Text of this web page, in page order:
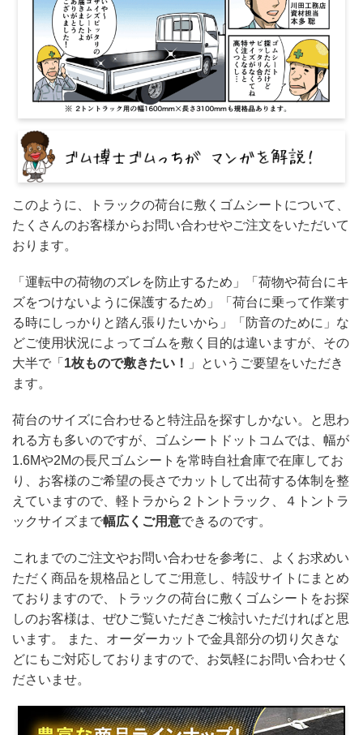
このように、トラックの荷台に敷くゴムシートについて、
たくさんのお客様からお問い合わせやご注文をいただいて
おります。
「運転中の荷物のズレを防止するため」「荷物や荷台にキ
ズをつけないように保護するため」「荷台に乗って作業す
る時にしっかりと踏ん張りたいから」「防音のために」な
どご使用状況によってゴムを敷く目的は違いますが、その
大半で「 1枚もので敷きたい！
」というご要望をいただき
ます。
荷台のサイズに合わせると特注品を探すしかない。と思わ
れる方も多いのですが、ゴムシートドットコムでは、幅が
1.6Mや2Mの長尺ゴムシートを常時自社倉庫で在庫してお
り、お客様のご希望の長さでカットして出荷する体制を整
えていますので、軽トラから２トントラック、４トントラ
ックサイズまで幅広くご用意できるのです。
これまでのご注文やお問い合わせを参考に、よくお求めい
ただく商品を規格品としてご用意し、特設サイトにまとめ
ておりますので、トラックの荷台に敷くゴムシートをお探
しのお客様は、ぜひご覧いただきご検討いただければと思
います。 また、オーダーカットで金具部分の切り欠きな
どにもご対応しておりますので、お気軽にお問い合わせく
ださいませ。